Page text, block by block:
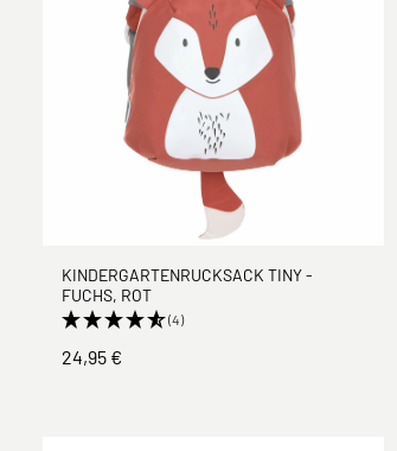
KINDERGARTENRUCKSACK TINY -
FUCHS, ROT
(4)
24,95 €